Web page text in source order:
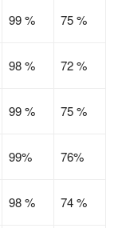
99 % 75 %
98 % 72 %
99 % 75 %
99% 76%
98 % 74 %